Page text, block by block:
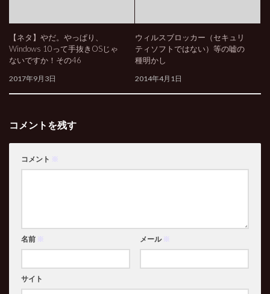
【ネタ】やだ。やっぱり、
Windows 10って手抜きOSじゃ
ないですか！その46
2017年9月3日
ウィルスブロッカー（セキュリ
ティソフトではない）等の嘘の
種明かし
2014年4月1日
コメントを残す
コメント ※
名前 ※ メール ※
サイト